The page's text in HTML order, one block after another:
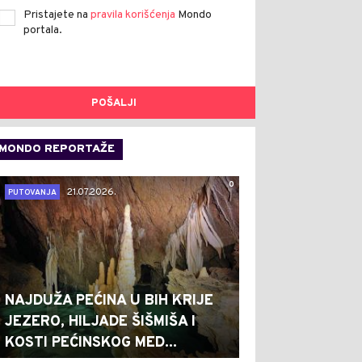
Pristajete na pravila korišćenja Mondo
portala.
POŠALJI
MONDO REPORTAŽE
0
PUTOVANJA
21.07.2026.
NAJDUŽA PEĆINA U BIH KRIJE
JEZERO, HILJADE ŠIŠMIŠA I
KOSTI PEĆINSKOG MED...